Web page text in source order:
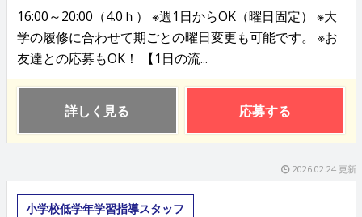
16:00～20:00（4.0ｈ） ※週1日からOK（曜日固定） ※大
学の履修に合わせて期ごとの曜日変更も可能です。 ※お
友達との応募もOK！ 【1日の流...
詳しく見る 応募する
2026.02.24 更新
小学校低学年学習指導スタッフ